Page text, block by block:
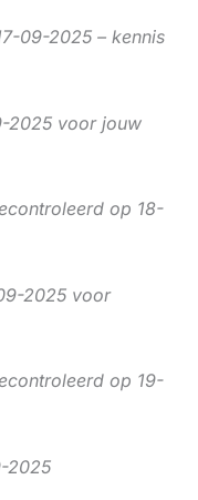
09-2025 – kennis
2025 voor jouw
op 18-
2025 voor
op 19-
2025